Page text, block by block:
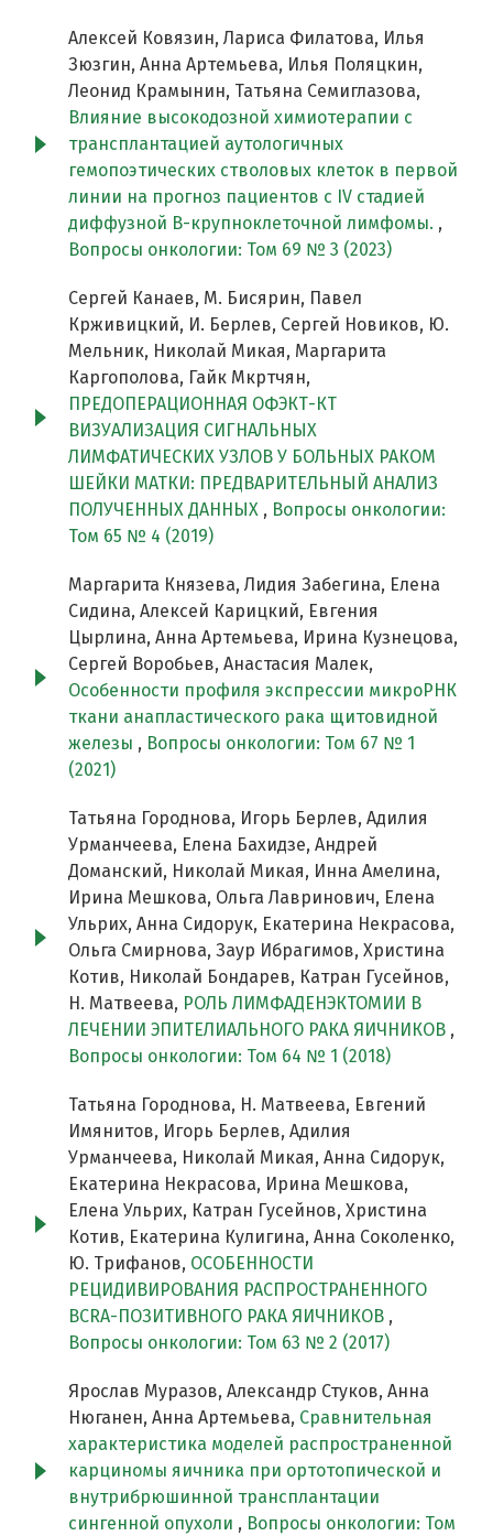
Алексей Ковязин, Лариса Филатова, Илья
Зюзгин, Анна Артемьева, Илья Поляцкин,
Леонид Крамынин, Татьяна Семиглазова,
Влияние высокодозной химиотерапии с
трансплантацией аутологичных
гемопоэтических стволовых клеток в первой
линии на прогноз пациентов с IV стадией
диффузной В-крупноклеточной лимфомы. ,
Вопросы онкологии: Том 69 № 3 (2023)
Сергей Канаев, М. Бисярин, Павел
Крживицкий, И. Берлев, Сергей Новиков, Ю.
Мельник, Николай Микая, Маргарита
Каргополова, Гайк Мкртчян,
ПРЕДОПЕРАЦИОННАЯ ОФЭКТ-КТ
ВИЗУАЛИЗАЦИЯ СИГНАЛЬНЫХ
ЛИМФАТИЧЕСКИХ УЗЛОВ У БОЛЬНЫХ РАКОМ
ШЕЙКИ МАТКИ: ПРЕДВАРИТЕЛЬНЫЙ АНАЛИЗ
ПОЛУЧЕННЫХ ДАННЫХ , Вопросы онкологии:
Том 65 № 4 (2019)
Маргарита Князева, Лидия Забегина, Елена
Сидина, Алексей Карицкий, Евгения
Цырлина, Анна Артемьева, Ирина Кузнецова,
Сергей Воробьев, Анастасия Малек,
Особенности профиля экспрессии микроРНК
ткани анапластического рака щитовидной
железы , Вопросы онкологии: Том 67 № 1
(2021)
Татьяна Городнова, Игорь Берлев, Адилия
Урманчеева, Елена Бахидзе, Андрей
Доманский, Николай Микая, Инна Амелина,
Ирина Мешкова, Ольга Лавринович, Елена
Ульрих, Анна Сидорук, Екатерина Некрасова,
Ольга Смирнова, Заур Ибрагимов, Христина
Котив, Николай Бондарев, Катран Гусейнов,
Н. Матвеева, РОЛЬ ЛИМФАДЕНЭКТОМИИ В
ЛЕЧЕНИИ ЭПИТЕЛИАЛЬНОГО РАКА ЯИЧНИКОВ ,
Вопросы онкологии: Том 64 № 1 (2018)
Татьяна Городнова, Н. Матвеева, Евгений
Имянитов, Игорь Берлев, Адилия
Урманчеева, Николай Микая, Анна Сидорук,
Екатерина Некрасова, Ирина Мешкова,
Елена Ульрих, Катран Гусейнов, Христина
Котив, Екатерина Кулигина, Анна Соколенко,
Ю. Трифанов, ОСОБЕННОСТИ
РЕЦИДИВИРОВАНИЯ РАСПРОСТРАНЕННОГО
BCRA-ПОЗИТИВНОГО РАКА ЯИЧНИКОВ ,
Вопросы онкологии: Том 63 № 2 (2017)
Ярослав Муразов, Александр Стуков, Анна
Нюганен, Анна Артемьева, Сравнительная
характеристика моделей распространенной
карциномы яичника при ортотопической и
внутрибрюшинной трансплантации
сингенной опухоли , Вопросы онкологии: Том